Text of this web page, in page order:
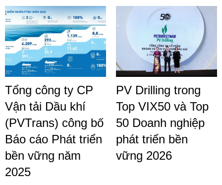
Tổng công ty CP
Vận tải Dầu khí
(PVTrans) công bố
Báo cáo Phát triển
bền vững năm
2025
PV Drilling trong
Top VIX50 và Top
50 Doanh nghiệp
phát triển bền
vững 2026